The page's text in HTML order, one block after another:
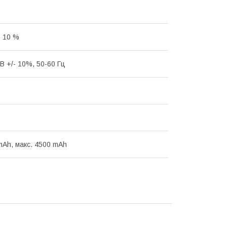
10 %
+/- 10%, 50-60 Гц
макс. 4500 mAh